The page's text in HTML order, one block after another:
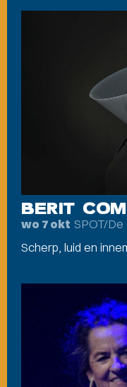
BERIT
wo 7 okt SPOT/
Scherp, luid en